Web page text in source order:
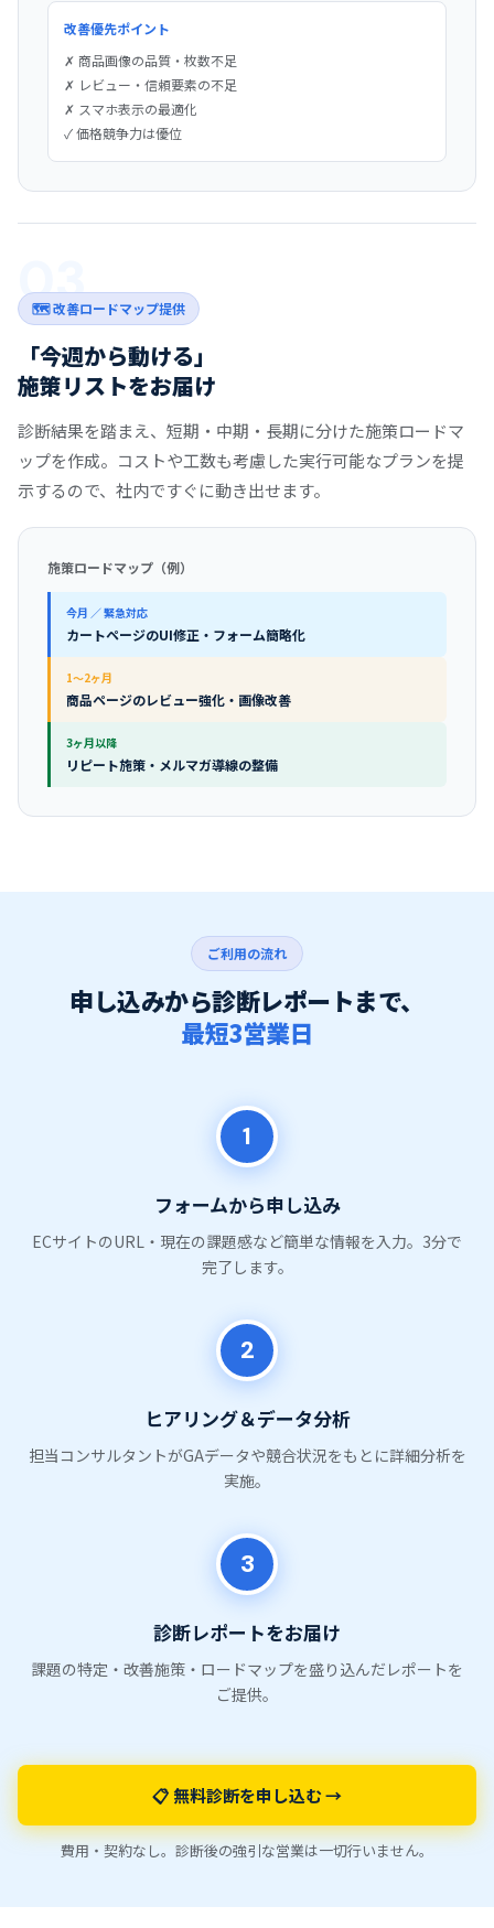
改善優先ポイント
✗ 商品画像の品質・枚数不足
✗ レビュー・信頼要素の不足
✗ スマホ表示の最適化
✓ 価格競争力は優位
03
🗺 改善ロードマップ提供
「今週から動ける」
施策リストをお届け
診断結果を踏まえ、短期・中期・長期に分けた施策ロードマ
ップを作成。コストや工数も考慮した実行可能なプランを提
示するので、社内ですぐに動き出せます。
施策ロードマップ（例）
今月 ／ 緊急対応
カートページのUI修正・フォーム簡略化
1〜2ヶ月
商品ページのレビュー強化・画像改善
3ヶ月以降
リピート施策・メルマガ導線の整備
ご利用の流れ
申し込みから診断レポートまで、
最短3営業日
1
フォームから申し込み
ECサイトのURL・現在の課題感など簡単な情報を入力。3分で
完了します。
2
ヒアリング＆データ分析
担当コンサルタントがGAデータや競合状況をもとに詳細分析を
実施。
3
診断レポートをお届け
課題の特定・改善施策・ロードマップを盛り込んだレポートを
ご提供。
📋 無料診断を申し込む →
費用・契約なし。診断後の強引な営業は一切行いません。